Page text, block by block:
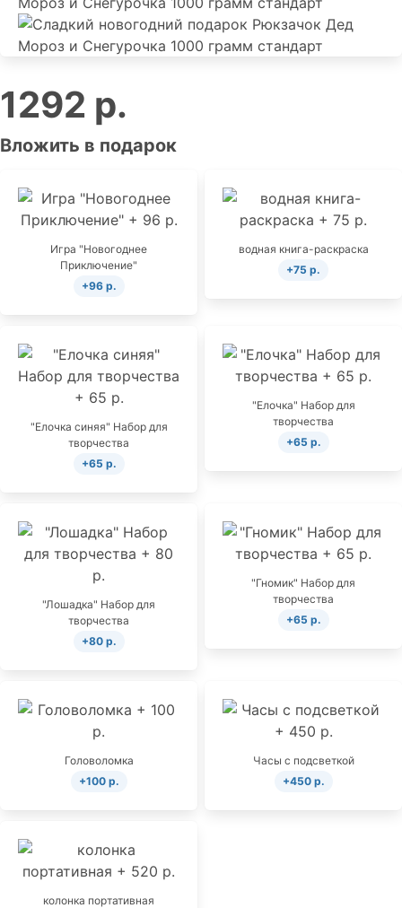
1292 р.
Вложить в подарок
Игра "Новогоднее
Приключение"
+96 р.
водная книга-раскраска
+75 р.
"Елочка синяя" Набор для
творчества
+65 р.
"Елочка" Набор для
творчества
+65 р.
"Лошадка" Набор для
творчества
+80 р.
"Гномик" Набор для
творчества
+65 р.
Головоломка
+100 р.
Часы с подсветкой
+450 р.
колонка портативная